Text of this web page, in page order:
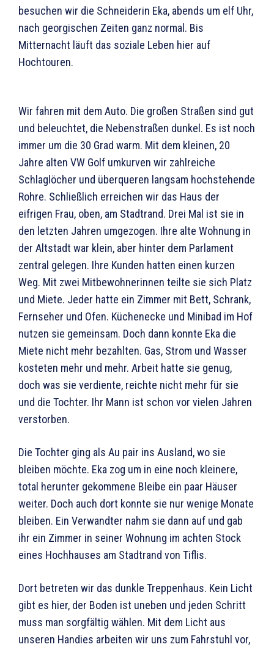
besuchen wir die Schneiderin Eka, abends um elf Uhr,
nach georgischen Zeiten ganz normal. Bis
Mitternacht läuft das soziale Leben hier auf
Hochtouren.
Wir fahren mit dem Auto. Die großen Straßen sind gut
und beleuchtet, die Nebenstraßen dunkel. Es ist noch
immer um die 30 Grad warm. Mit dem kleinen, 20
Jahre alten VW Golf umkurven wir zahlreiche
Schlaglöcher und überqueren langsam hochstehende
Rohre. Schließlich erreichen wir das Haus der
eifrigen Frau, oben, am Stadtrand. Drei Mal ist sie in
den letzten Jahren umgezogen. Ihre alte Wohnung in
der Altstadt war klein, aber hinter dem Parlament
zentral gelegen. Ihre Kunden hatten einen kurzen
Weg. Mit zwei Mitbewohnerinnen teilte sie sich Platz
und Miete. Jeder hatte ein Zimmer mit Bett, Schrank,
Fernseher und Ofen. Küchenecke und Minibad im Hof
nutzen sie gemeinsam. Doch dann konnte Eka die
Miete nicht mehr bezahlten. Gas, Strom und Wasser
kosteten mehr und mehr. Arbeit hatte sie genug,
doch was sie verdiente, reichte nicht mehr für sie
und die Tochter. Ihr Mann ist schon vor vielen Jahren
verstorben.
Die Tochter ging als Au pair ins Ausland, wo sie
bleiben möchte. Eka zog um in eine noch kleinere,
total herunter gekommene Bleibe ein paar Häuser
weiter. Doch auch dort konnte sie nur wenige Monate
bleiben. Ein Verwandter nahm sie dann auf und gab
ihr ein Zimmer in seiner Wohnung im achten Stock
eines Hochhauses am Stadtrand von Tiflis.
Dort betreten wir das dunkle Treppenhaus. Kein Licht
gibt es hier, der Boden ist uneben und jeden Schritt
muss man sorgfältig wählen. Mit dem Licht aus
unseren Handies arbeiten wir uns zum Fahrstuhl vor,